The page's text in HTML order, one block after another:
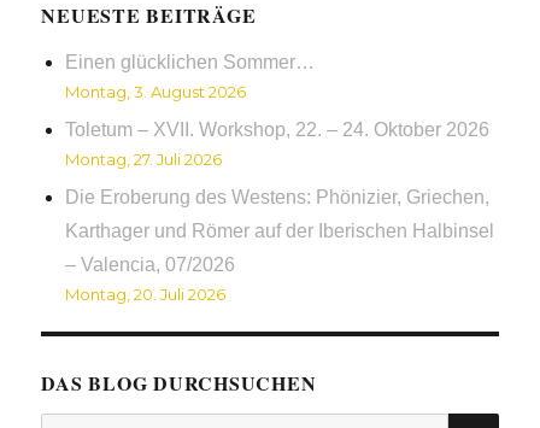
NEUESTE BEITRÄGE
Einen glücklichen Sommer…
Montag, 3. August 2026
Toletum – XVII. Workshop, 22. – 24. Oktober 2026
Montag, 27. Juli 2026
Die Eroberung des Westens: Phönizier, Griechen,
Karthager und Römer auf der Iberischen Halbinsel
– Valencia, 07/2026
Montag, 20. Juli 2026
DAS BLOG DURCHSUCHEN